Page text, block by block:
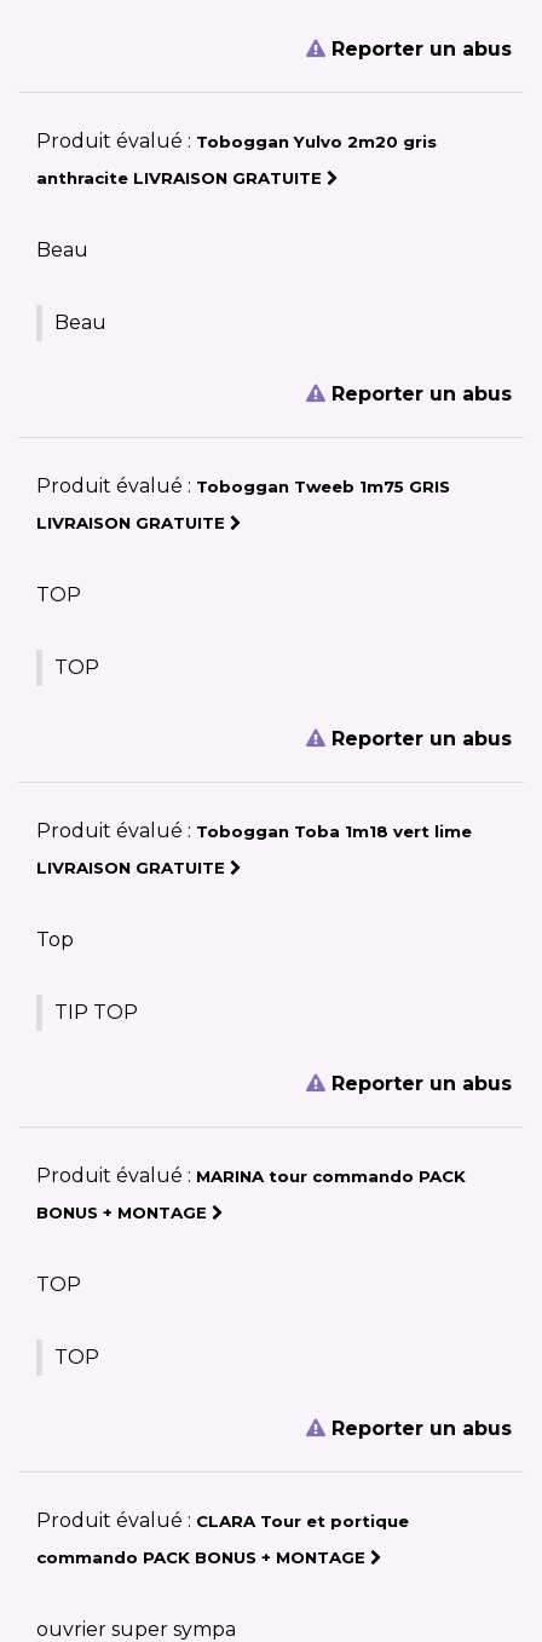
Reporter un abus
Produit évalué : Toboggan Yulvo 2m20 gris
anthracite LIVRAISON GRATUITE
Beau
Beau
Reporter un abus
Produit évalué : Toboggan Tweeb 1m75 GRIS
LIVRAISON GRATUITE
TOP
TOP
Reporter un abus
Produit évalué : Toboggan Toba 1m18 vert lime
LIVRAISON GRATUITE
Top
TIP TOP
Reporter un abus
Produit évalué : MARINA tour commando PACK
BONUS + MONTAGE
TOP
TOP
Reporter un abus
Produit évalué : CLARA Tour et portique
commando PACK BONUS + MONTAGE
ouvrier super sympa